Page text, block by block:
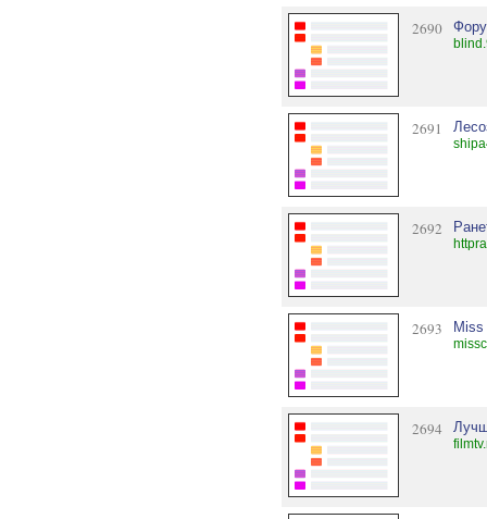
2690
2691
2692
2693 Miss
2694